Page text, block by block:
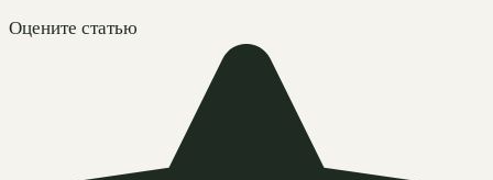
Оцените статью